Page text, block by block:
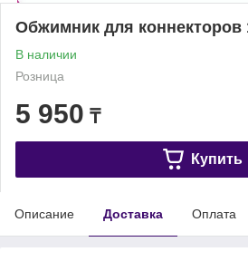
Обжимник для коннекторов
В наличии
Розница
5 950 ₸
Купить
Описание Доставка Оплата